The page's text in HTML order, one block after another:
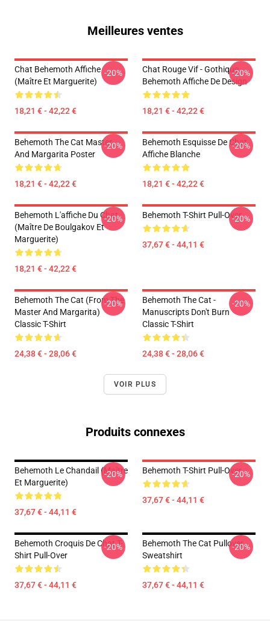
Meilleures ventes
Chat Behemoth Affiche
(Maître Et Marguerite)
18,21 € - 42,22 €
-20%
Chat Rouge Vif - Gothique
Behemoth Affiche De Design
18,21 € - 42,22 €
-20%
Behemoth The Cat Master
And Margarita Poster
18,21 € - 42,22 €
-20%
Behemoth Esquisse De Chat.
Affiche Blanche
18,21 € - 42,22 €
-20%
Behemoth L'affiche Du Chat
(Maître De Boulgakov Et
Marguerite)
18,21 € - 42,22 €
-20% Behemoth T-Shirt Pull-Over
37,67 € - 44,11 €
-20%
Behemoth The Cat (from The
Master And Margarita)
Classic T-Shirt
24,38 € - 28,06 €
-20%
Behemoth The Cat -
Manuscripts Don't Burn
Classic T-Shirt
24,38 € - 28,06 €
-20%
VOIR PLUS
Produits connexes
Behemoth Le Chandail (Maître
Et Marguerite)
37,67 € - 44,11 €
-20% Behemoth T-Shirt Pull-Over
37,67 € - 44,11 €
-20%
Behemoth Croquis De Chat T-
Shirt Pull-Over
37,67 € - 44,11 €
-20%
Behemoth The Cat Pullover
Sweatshirt
37,67 € - 44,11 €
-20%